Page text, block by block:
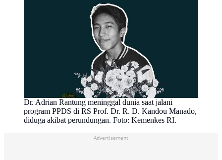
Dr. Adrian Rantung meninggal dunia saat jalani
program PPDS di RS Prof. Dr. R. D. Kandou Manado,
diduga akibat perundungan. Foto: Kemenkes RI.
Advertisement